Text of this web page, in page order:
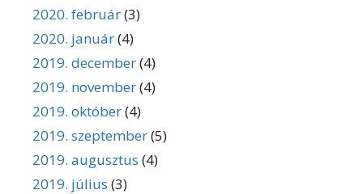
2020. február(3)
2020. január(4)
2019. december(4)
2019. november(4)
2019. október(4)
2019. szeptember(5)
2019. augusztus (4)
2019. július (3)